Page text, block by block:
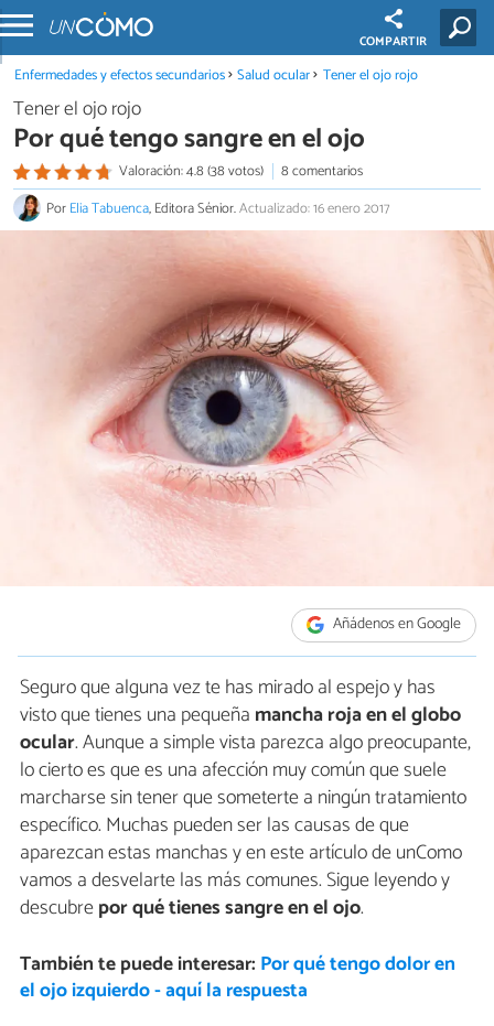
COMPARTIR
Enfermedades y efectos secundarios Salud ocular Tener el ojo rojo
Tener el ojo rojo
Por qué tengo sangre en el ojo
Valoración: 4.8 (38 votos)
8 comentarios
PorElia Tabuenca, Editora Sénior.Actualizado: 16 enero 2017
Añádenos en Google
Seguro que alguna vez te has mirado al espejo y has
visto que tienes una pequeña mancha roja en el globo
ocular. Aunque a simple vista parezca algo preocupante,
lo cierto es que es una afección muy común que suele
marcharse sin tener que someterte a ningún tratamiento
específico. Muchas pueden ser las causas de que
aparezcan estas manchas y en este artículo de unComo
vamos a desvelarte las más comunes. Sigue leyendo y
descubrepor qué tienes sangre en el ojo.
También te puede interesar: Por qué tengo dolor en
el ojo izquierdo - aquí la respuesta